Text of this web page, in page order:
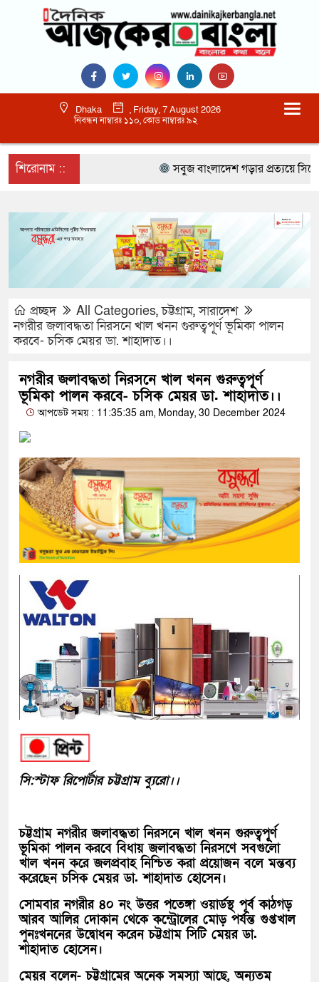
Dhaka
, Friday, 7 August 2026
নিবন্ধন নাম্বারঃ ১১০, কোড নাম্বারঃ ৯২
শিরোনাম :: সবুজ বাংলাদেশ গড়ার প্রত্যয়ে সিলেটে
প্রচ্ছদ All Categories,চট্টগ্রাম,সারাদেশ
নগরীর জলাবদ্ধতা নিরসনে খাল খনন গুরুত্বপূূর্ণ ভূমিকা পালন
করবে- চসিক মেয়র ডা. শাহাদাত।।
নগরীর জলাবদ্ধতা নিরসনে খাল খনন গুরুত্বপূূর্ণ
ভূমিকা পালন করবে- চসিক মেয়র ডা. শাহাদাত।।
আপডেট সময় : 11:35:35 am, Monday, 30 December 2024
সি:স্টাফ রিপোর্টার চট্টগ্রাম ব্যুরো।।
চট্টগ্রাম নগরীর জলাবদ্ধতা নিরসনে খাল খনন গুরুত্বপূূর্ণ
ভূমিকা পালন করবে বিধায় জলাবদ্ধতা নিরসণে সবগুলো
খাল খনন করে জলপ্রবাহ নিশ্চিত করা প্রয়োজন বলে মন্তব্য
করেছেন চসিক মেয়র ডা. শাহাদাত হোসেন।
সোমবার নগরীর ৪০ নং উত্তর পতেঙ্গা ওয়ার্ডস্থ পূর্ব কাঠগড়
আরব আলির দোকান থেকে কন্ট্রোলের মোড় পর্যন্ত গুপ্তখাল
পুনঃখননের উদ্বোধন করেন চট্টগ্রাম সিটি মেয়র ডা.
শাহাদাত হোসেন।
মেয়র বলেন- চট্টগ্রামের অনেক সমস্যা আছে, অন্যতম